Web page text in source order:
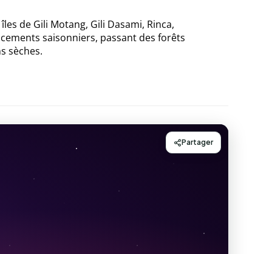
de Gili Motang, Gili Dasami, Rinca,
saisonniers, passant des forêts
sèches.